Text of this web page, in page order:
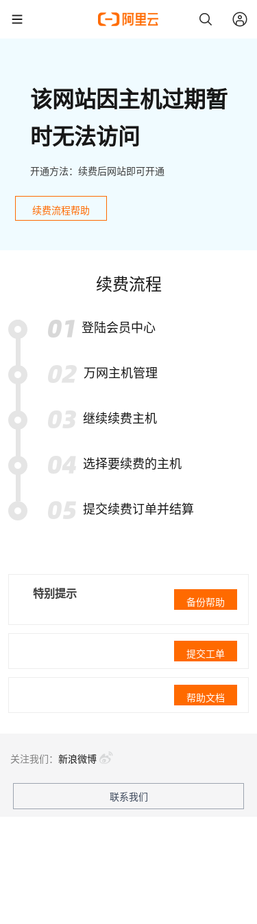
该网站因主机过期暂
时无法访问
开通方法：续费后网站即可开通
续费流程帮助
续费流程
登陆会员中心
万网主机管理
继续续费主机
选择要续费的主机
提交续费订单并结算
特别提示
备份帮助
提交工单
帮助文档